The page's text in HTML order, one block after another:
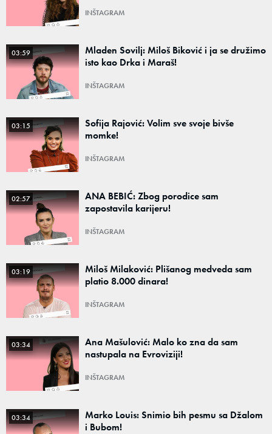
INŠTAGRAM
03:59
Mladen Sovilj: Miloš Biković i ja se družimo
isto kao Drka i Maraš!
INŠTAGRAM
03:15
Sofija Rajović: Volim sve svoje bivše
momke!
INŠTAGRAM
02:57
ANA BEBIĆ: Zbog porodice sam
zapostavila karijeru!
INŠTAGRAM
03:19
Miloš Milaković: Plišanog medveda sam
platio 8.000 dinara!
INŠTAGRAM
03:34
Ana Mašulović: Malo ko zna da sam
nastupala na Evroviziji!
INŠTAGRAM
03:34
Marko Louis: Snimio bih pesmu sa Džalom
i Bubom!